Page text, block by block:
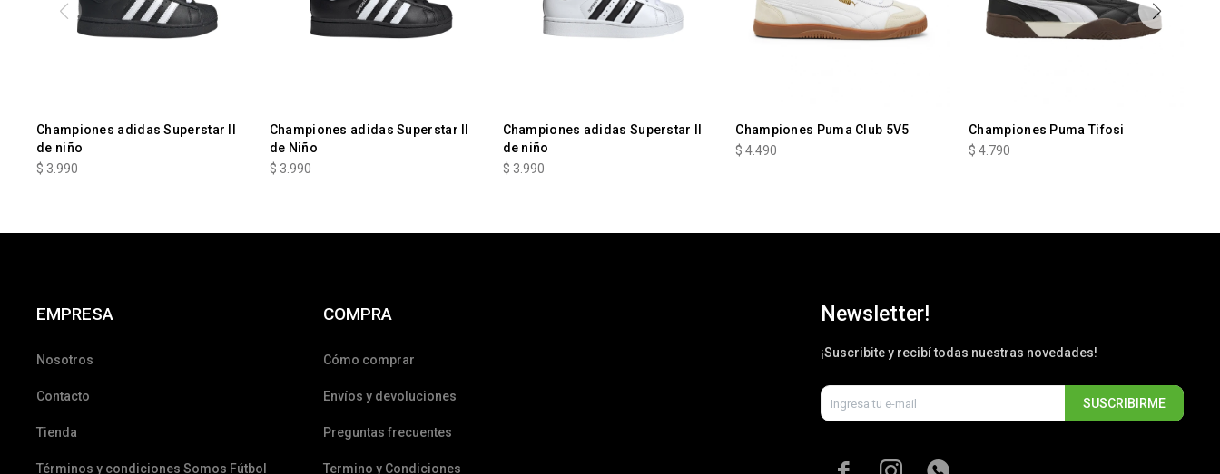
Championes adidas Superstar II
de niño
$ 3.990
Championes adidas Superstar II
de Niño
$ 3.990
Championes adidas Superstar II
de niño
$ 3.990
Championes Puma Club 5V5
$ 4.490
Championes Puma Tifosi
$ 4.790
EMPRESA
Nosotros
Contacto
Tienda
Términos y condiciones Somos Fútbol
COMPRA
Cómo comprar
Envíos y devoluciones
Preguntas frecuentes
Termino y Condiciones
Newsletter!
¡Suscribite y recibí todas nuestras novedades!
SUSCRIBIRME